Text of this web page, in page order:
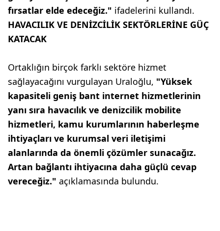
fırsatlar elde edeceğiz." ifadelerini kullandı.
HAVACILIK VE DENİZCİLİK SEKTÖRLERİNE GÜÇ
KATACAK
Ortaklığın birçok farklı sektöre hizmet
sağlayacağını vurgulayan Uraloğlu, "Yüksek
kapasiteli geniş bant internet hizmetlerinin
yanı sıra havacılık ve denizcilik mobilite
hizmetleri, kamu kurumlarının haberleşme
ihtiyaçları ve kurumsal veri iletişimi
alanlarında da önemli çözümler sunacağız.
Artan bağlantı ihtiyacına daha güçlü cevap
vereceğiz." açıklamasında bulundu.